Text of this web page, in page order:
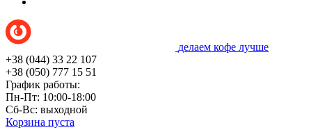
делаем кофе лучше
+38 (044) 33 22 107
+38 (050) 777 15 51
График работы:
Пн-Пт: 10:00-18:00
Сб-Вс: выходной
Корзина пуста